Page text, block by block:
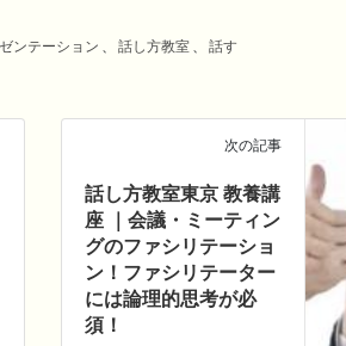
ンテーション 、 話し方教室 、 話す
次の記事
話し方教室東京 教養講
座 ｜会議・ミーティン
グのファシリテーショ
ン！ファシリテーター
には論理的思考が必
須！